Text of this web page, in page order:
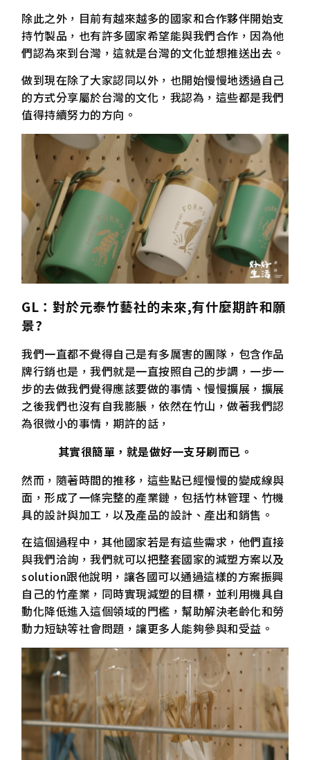
除此之外，目前有越來越多的國家和合作夥伴開始支
持竹製品，也有許多國家希望能與我們合作，因為他
們認為來到台灣，這就是台灣的文化並想推送出去。
做到現在除了大家認同以外，也開始慢慢地透過自己
的方式分享屬於台灣的文化，我認為，這些都是我們
值得持續努力的方向。
GL ：對於元泰竹藝社的未來,有什麼期許和願
景?
我們一直都不覺得自己是有多厲害的團隊，包含作品
牌行銷也是，我們就是一直按照自己的步調，一步一
步的去做我們覺得應該要做的事情、慢慢擴展，擴展
之後我們也沒有自我膨脹，依然在竹山，做著我們認
為很微小的事情，期許的話，
其實很簡單，就是做好一支牙刷而已。
然而，隨著時間的推移，這些點已經慢慢的變成線與
面，形成了一條完整的產業鏈，包括竹林管理、竹機
具的設計與加工，以及產品的設計、產出和銷售。
在這個過程中，其他國家若是有這些需求，他們直接
與我們洽詢，我們就可以把整套國家的減塑方案以及
solution跟他說明，讓各國可以通過這樣的方案振興
自己的竹產業，同時實現減塑的目標，並利用機具自
動化降低進入這個領域的門檻，幫助解決老齡化和勞
動力短缺等社會問題，讓更多人能夠參與和受益。